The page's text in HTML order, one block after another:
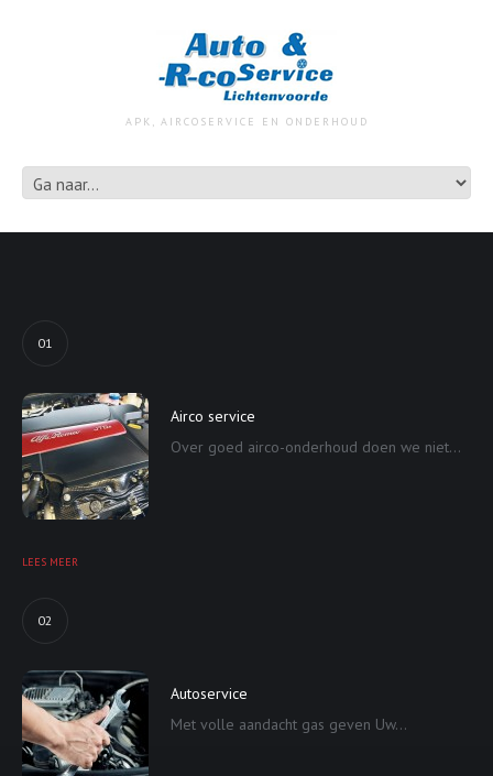
APK, AIRCOSERVICE EN ONDERHOUD
01
Airco service
Over goed airco-onderhoud doen we niet...
LEES MEER
02
Autoservice
Met volle aandacht gas geven Uw...